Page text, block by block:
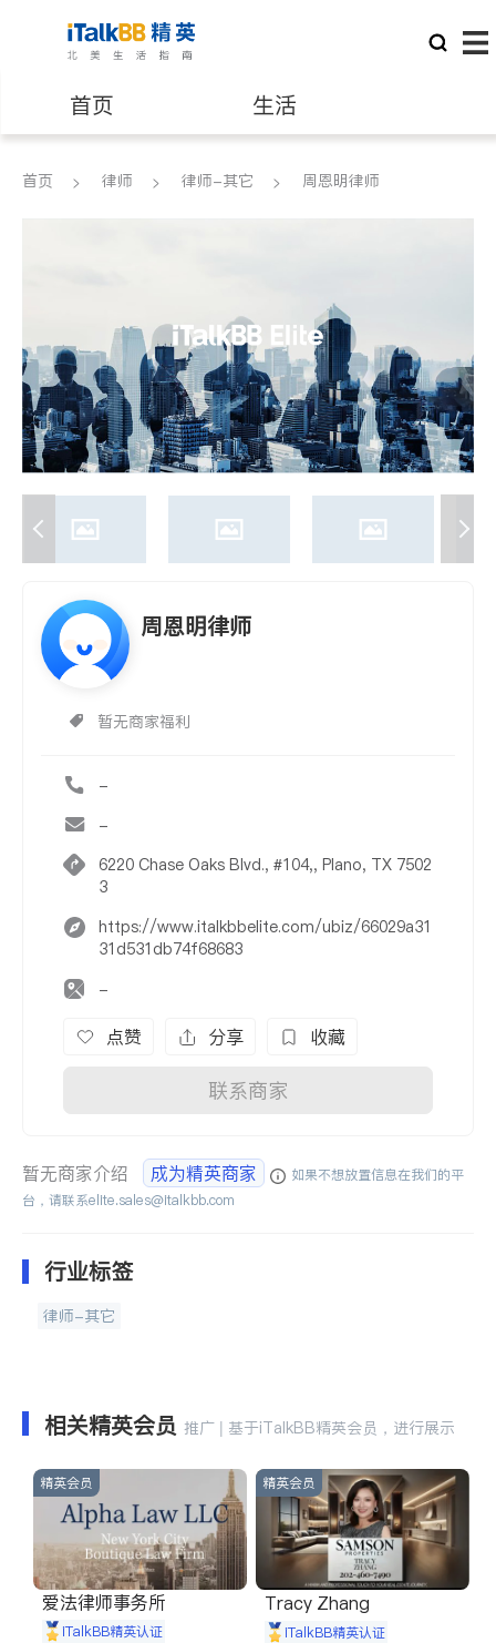
首页 生活
医生 律师
养老 非盈利组织
首页 律师 律师-其它 周恩明律师
周恩明律师
暂无商家福利
-
-
6220 Chase Oaks Blvd., #104,, Plano, TX 7502
3
https://www.italkbbelite.com/ubiz/66029a31
31d531db74f68683
-
点赞 分享 收藏
联系商家
暂无商家介绍 成为精英商家
如果不想放置信息在我们的平
台，请联系elite.sales@italkbb.com
行业标签
律师-其它
相关精英会员 推广 | 基于iTalkBB精英会员，进行展示
精英会员
爱法律师事务所
iTalkBB精英认证
精英会员
Tracy Zhang
iTalkBB精英认证